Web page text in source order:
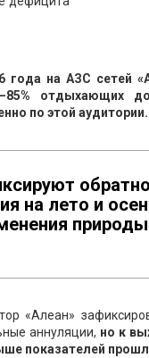
года на АЗС сетей
отдыхающих
по этой аудитории.
на лето и
«Алеан»
аннуляции, но к
показателей